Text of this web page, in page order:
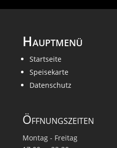
Hauptmenü
Startseite
Speisekarte
Datenschutz
Öffnungszeiten
Montag - Freitag